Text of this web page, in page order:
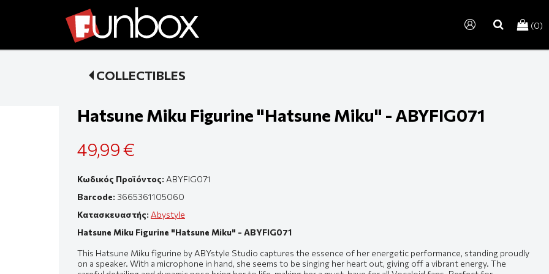
(0)
search
COLLECTIBLES
Hatsune Miku Figurine "Hatsune Miku" - ABYFIG071
49,99 €
Κωδικός Προϊόντος: ABYFIG071
Barcode: 3665361105060
Κατασκευαστής: Abystyle
Hatsune Miku Figurine "Hatsune Miku" - ABYFIG071
This Hatsune Miku figurine by ABYstyle Studio captures the essence of her energetic performance, standing proudly
on a speaker. With a microphone in hand, she seems to be singing her heart out, giving off a vibrant energy. The